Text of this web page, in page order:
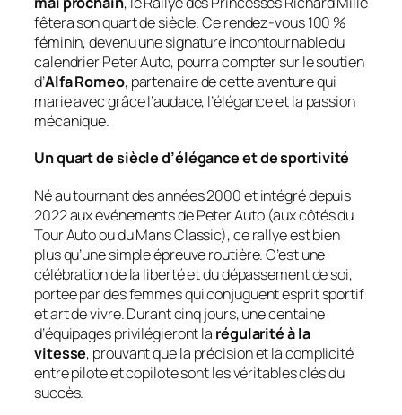
fêtera son quart de siècle. Ce rendez-vous 100 %
féminin, devenu une signature incontournable du
calendrier Peter Auto, pourra compter sur le soutien
d’Alfa Romeo, partenaire de cette aventure qui
marie avec grâce l’audace, l’élégance et la passion
mécanique.
Un quart de siècle d’élégance et de sportivité
Né au tournant des années 2000 et intégré depuis
2022 aux événements de Peter Auto (aux côtés du
Tour Auto ou du Mans Classic), ce rallye est bien
plus qu’une simple épreuve routière. C’est une
célébration de la liberté et du dépassement de soi,
portée par des femmes qui conjuguent esprit sportif
et art de vivre. Durant cinq jours, une centaine
d’équipages privilégieront la régularité à la
vitesse, prouvant que la précision et la complicité
entre pilote et copilote sont les véritables clés du
succès.